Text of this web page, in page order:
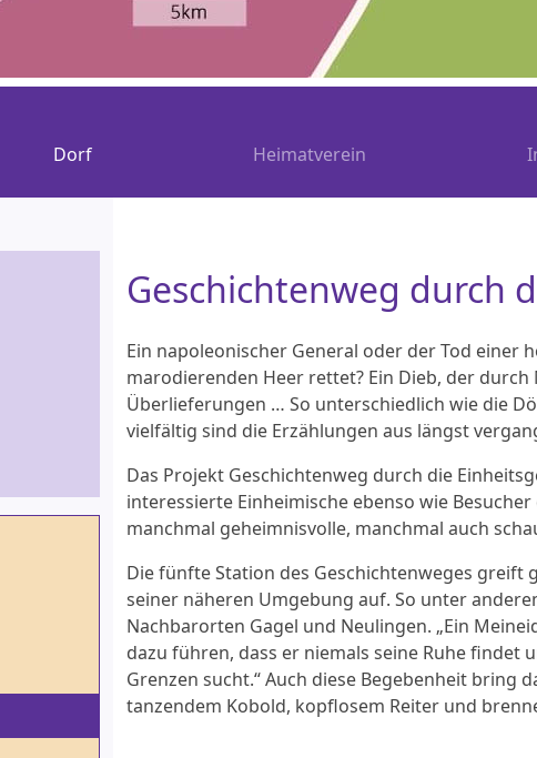
Dorf Heimatverein
Geschichtenweg durch
Ein napoleonischer General oder der Tod einer
marodierenden Heer rettet? Ein Dieb, der
Überlieferungen … So unterschiedlich wie die
vielfältig sind die Erzählungen aus längst
Das Projekt Geschichtenweg durch die
interessierte Einheimische ebenso wie
manchmal geheimnisvolle, manchmal auch
Die fünfte Station des Geschichtenweges greift
seiner näheren Umgebung auf. So unter
Nachbarorten Gagel und Neulingen. „Ein
dazu führen, dass er niemals seine Ruhe findet
Grenzen sucht.“ Auch diese Begebenheit bring
tanzendem Kobold, kopflosem Reiter und